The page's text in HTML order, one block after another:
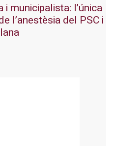
municipalista: l’única
l’anestèsia del PSC i